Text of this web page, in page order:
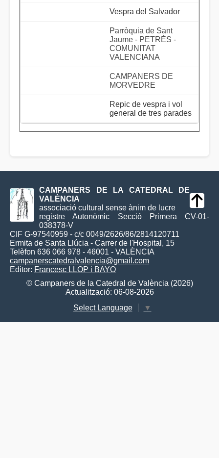
Vespra del Salvador
Parròquia de Sant
Jaume - PETRÉS -
COMUNITAT
VALENCIANA
CAMPANERS DE
MORVEDRE
Repic de vespra i vol
general de tres parades
CAMPANERS DE LA CATEDRAL DE
VALÈNCIA
associació cultural sense ànim de lucre
registre Autonòmic Secció Primera CV-01-
038378-V
CIF G-97540959 - c/c 0049/2626/86/2814120711
Ermita de Santa Llúcia - Carrer de l'Hospital, 15
Telèfon 636 066 978 - 46001 - VALÈNCIA
campanerscatedralvalencia@gmail.com
Editor: Francesc LLOP i BAYO
© Campaners de la Catedral de València (2026)
Actualització: 06-08-2026
Select Language
▼